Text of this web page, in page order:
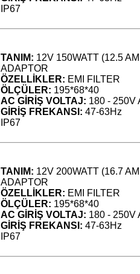
IP67
TANIM: 12V 150WATT (12.5
ADAPTOR
ÖZELLİKLER: EMI FILTER
ÖLÇÜLER: 195*68*40
AC GİRİŞ VOLTAJ: 180 - 250V
GİRİŞ FREKANSI: 47-63Hz
IP67
TANIM: 12V 200WATT (16.7
ADAPTOR
ÖZELLİKLER: EMI FILTER
ÖLÇÜLER: 195*68*40
AC GİRİŞ VOLTAJ: 180 - 250V
GİRİŞ FREKANSI: 47-63Hz
IP67